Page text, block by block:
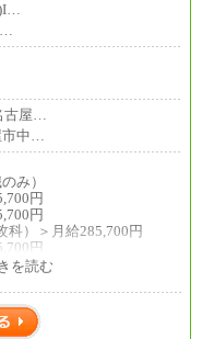
…
古屋…
市中…
み）
円
円
）＞月給285,700円
円
：305,700円（総合職）
円（総合職）／253,10
を読む